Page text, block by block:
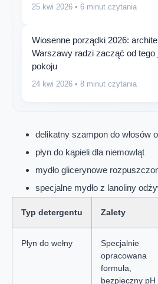
25 kwi 2026 • 6 minut czytania
Wiosenne porządki 2026:
Warszawy radzi zacząć od tego
pokoju
24 kwi 2026 • 8 minut czytania
delikatny szampon do włosów
płyn do kąpieli dla niemowląt
mydło glicerynowe
specjalne mydło z lanoliny
Typ detergentu Zalety
Płyn do wełny
Specjalnie
opracowana
formuła,
bezpieczny pH